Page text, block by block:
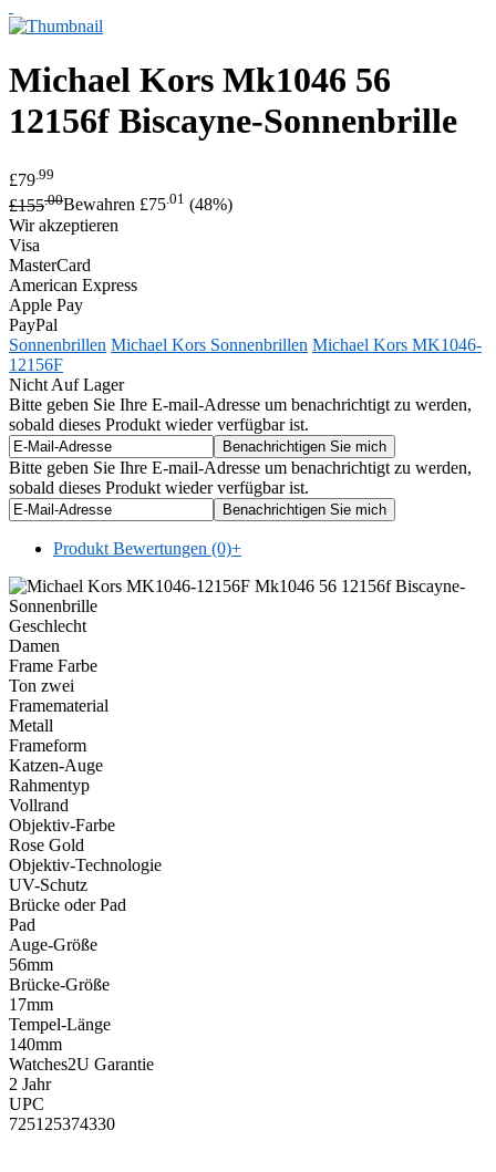
Michael Kors Mk1046 56
12156f Biscayne-Sonnenbrille
£79 .99
£155.00Bewahren £75.01 (48%)
Wir akzeptieren
Visa
MasterCard
American Express
Apple Pay
PayPal
Sonnenbrillen Michael Kors Sonnenbrillen Michael Kors MK1046-
12156F
Nicht Auf Lager
Bitte geben Sie Ihre E-mail-Adresse um benachrichtigt zu werden,
sobald dieses Produkt wieder verfügbar ist.
Bitte geben Sie Ihre E-mail-Adresse um benachrichtigt zu werden,
sobald dieses Produkt wieder verfügbar ist.
Produkt Bewertungen (0)+
Geschlecht
Damen
Frame Farbe
Ton zwei
Framematerial
Metall
Frameform
Katzen-Auge
Rahmentyp
Vollrand
Objektiv-Farbe
Rose Gold
Objektiv-Technologie
UV-Schutz
Brücke oder Pad
Pad
Auge-Größe
56mm
Brücke-Größe
17mm
Tempel-Länge
140mm
Watches2U Garantie
2 Jahr
UPC
725125374330